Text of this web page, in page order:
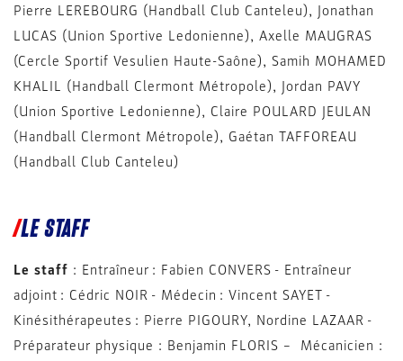
Pierre LEREBOURG (Handball Club Canteleu), Jonathan
LUCAS (Union Sportive Ledonienne), Axelle MAUGRAS
(Cercle Sportif Vesulien Haute-Saône), Samih MOHAMED
KHALIL (Handball Clermont Métropole), Jordan PAVY
(Union Sportive Ledonienne), Claire POULARD JEULAN
(Handball Clermont Métropole), Gaétan TAFFOREAU
(Handball Club Canteleu)
LE STAFF
Le staff : Entraîneur : Fabien CONVERS - Entraîneur
adjoint : Cédric NOIR - Médecin : Vincent SAYET -
Kinésithérapeutes : Pierre PIGOURY, Nordine LAZAAR -
Préparateur physique : Benjamin FLORIS – Mécanicien :